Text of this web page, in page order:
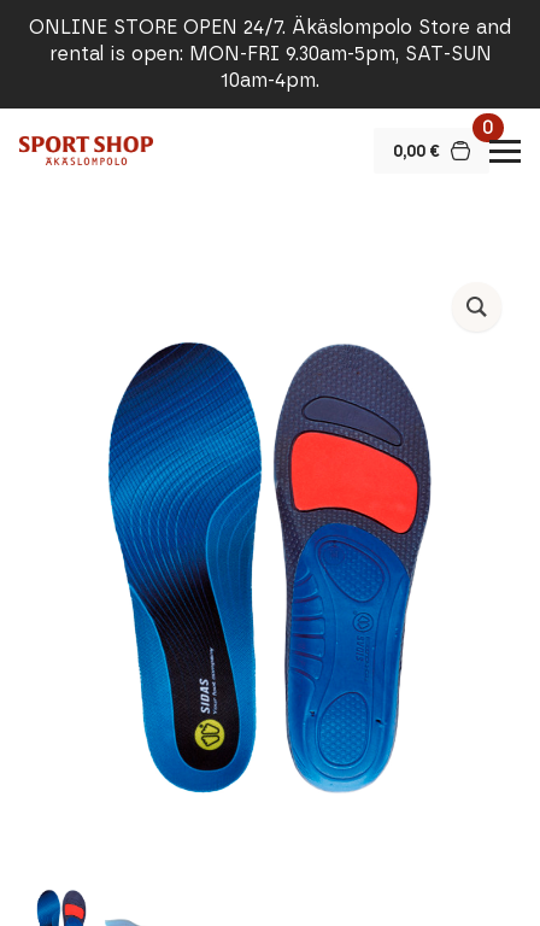
ONLINE STORE OPEN 24/7. Äkäslompolo Store and
rental is open: MON-FRI 9.30am-5pm, SAT-SUN
10am-4pm.
0,00 €
0